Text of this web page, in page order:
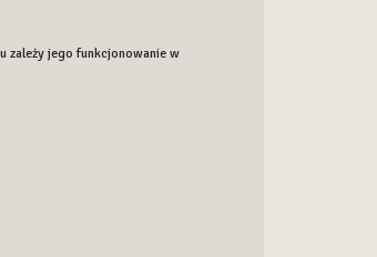
zależy jego funkcjonowanie w